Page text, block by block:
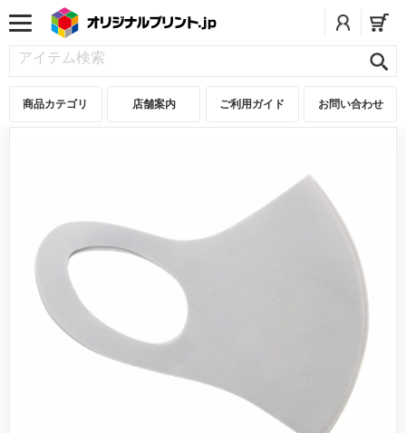
商品カテゴリ 店舗案内 ご利用ガイド お問い合わせ